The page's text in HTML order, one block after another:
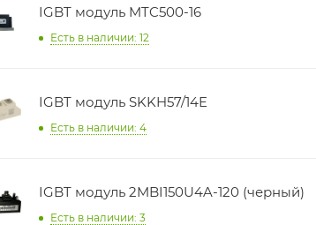
IGBT модуль MTC500-16
Есть в наличии: 12
IGBT модуль SKKH57/14E
Есть в наличии: 4
IGBT модуль 2MBI150U4A-120 (черный)
Есть в наличии: 3